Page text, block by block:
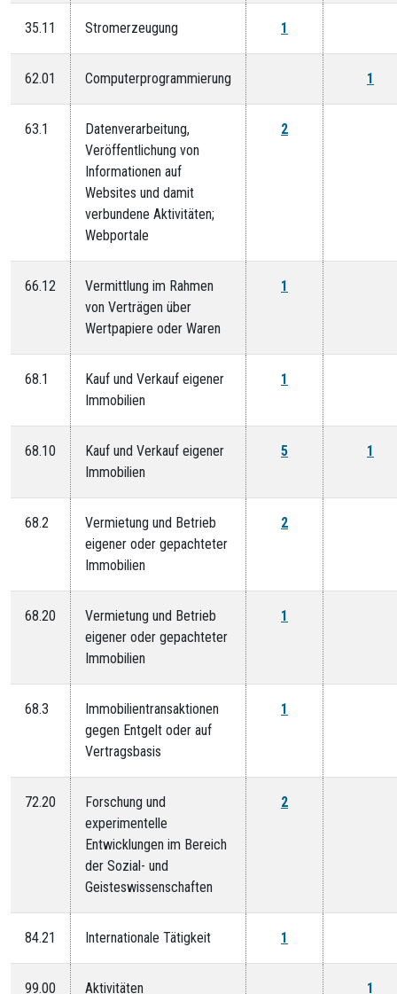
35.11 Stromerzeugung 1
62.01 Computerprogrammierung 1
63.1
Datenverarbeitung,
Veröffentlichung von
Informationen auf
Websites und damit
verbundene Aktivitäten;
Webportale
2
66.12
Vermittlung im Rahmen
von Verträgen über
Wertpapiere oder Waren
1
68.1
Kauf und Verkauf eigener
Immobilien
1
68.10
Kauf und Verkauf eigener
Immobilien
5 1
68.2
Vermietung und Betrieb
eigener oder gepachteter
Immobilien
2
68.20
Vermietung und Betrieb
eigener oder gepachteter
Immobilien
1
68.3
Immobilientransaktionen
gegen Entgelt oder auf
Vertragsbasis
1
72.20
Forschung und
experimentelle
Entwicklungen im Bereich
der Sozial- und
Geisteswissenschaften
2
84.21 Internationale Tätigkeit 1
99.00 Aktivitäten 1